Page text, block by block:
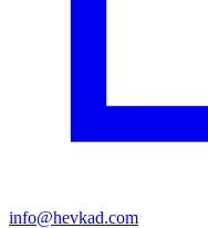
info@hevkad.com